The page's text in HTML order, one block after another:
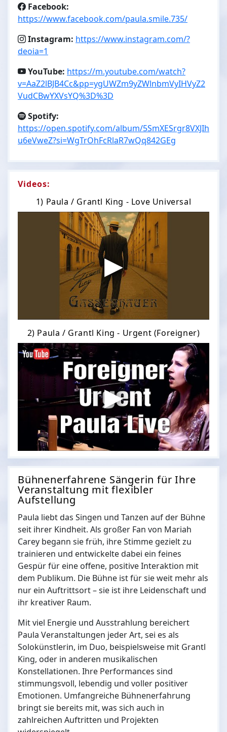
Facebook:
https://www.facebook.com/paula.smile.735/
Instagram: https://www.instagram.com/?
deoia=1
YouTube: https://m.youtube.com/watch?
v=AaZ2lBJB4Cc&pp=ygUWZm9yZWlnbmVyIHVyZ2
VudCBwYXVsYQ%3D%3D
Spotify:
https://open.spotify.com/album/5SmXESrgr8VXJIh
u6eVweZ?si=WgTrOhFcRlaR7wQq842GEg
Videos:
1) Paula / Grantl King - Love Universal
2) Paula / Grantl King - Urgent (Foreigner)
Bühnenerfahrene Sängerin für Ihre
Veranstaltung mit flexibler
Aufstellung
Paula liebt das Singen und Tanzen auf der Bühne
seit ihrer Kindheit. Als großer Fan von Mariah
Carey begann sie früh, ihre Stimme gezielt zu
trainieren und entwickelte dabei ein feines
Gespür für eine offene, positive Interaktion mit
dem Publikum. Die Bühne ist für sie weit mehr als
nur ein Auftrittsort – sie ist ihre Leidenschaft und
ihr kreativer Raum.
Mit viel Energie und Ausstrahlung bereichert
Paula Veranstaltungen jeder Art, sei es als
Solokünstlerin, im Duo, beispielsweise mit Grantl
King, oder in anderen musikalischen
Konstellationen. Ihre Performances sind
stimmungsvoll, lebendig und voller positiver
Emotionen. Umfangreiche Bühnenerfahrung
bringt sie bereits mit, was sich auch in
zahlreichen Auftritten und Projekten